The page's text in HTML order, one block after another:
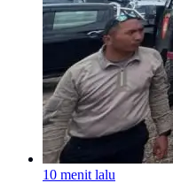
10 menit lalu